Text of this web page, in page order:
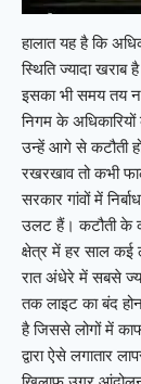
हालात यह है कि
स्थिति ज्यादा
इसका भी समय तय
निगम के
उन्हें आगे से कटौती
रखरखाव तो कभी
सरकार गांवों में
उलट हैं। कटौती के
क्षेत्र में हर साल कई
रात अंधेरे में सबसे
तक लाइट का बंद
है जिससे लोगों में
द्वारा ऐसे लगातार